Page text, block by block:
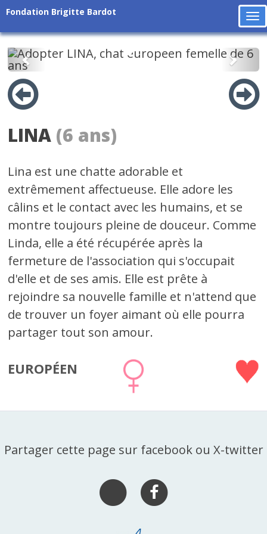
Fondation Brigitte Bardot
Précédent
LINA (6 ans)
Lina est une chatte adorable et
extrêmement affectueuse. Elle adore les
câlins et le contact avec les humains, et se
montre toujours pleine de douceur. Comme
Linda, elle a été récupérée après la
fermeture de l'association qui s'occupait
d'elle et de ses amis. Elle est prête à
rejoindre sa nouvelle famille et n'attend que
de trouver un foyer aimant où elle pourra
partager tout son amour.
EUROPÉEN
Partager cette page sur facebook ou X-twitter